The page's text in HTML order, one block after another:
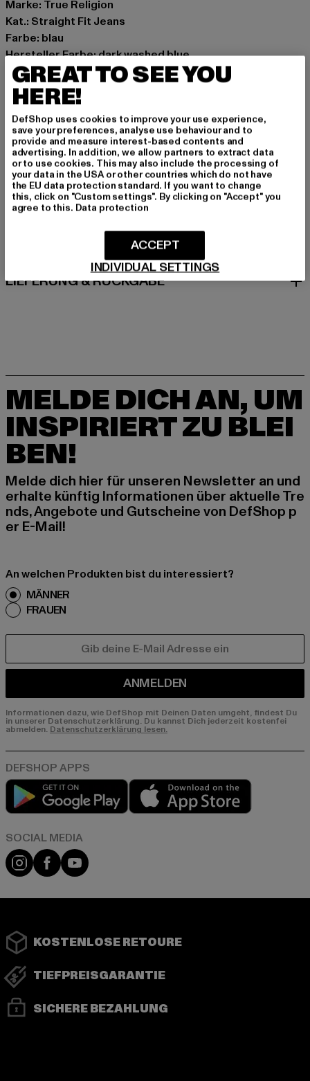
Marke: True Religion
Kat.: Straight Fit Jeans
Farbe: blau
Hersteller Farbe: dark washed blue
Materialzusammensetzung: 98% Baumwolle, 2%
Elasthan
Art.Nr: TR109169-21014
Hersteller: True Religion Brand Jeans Germany GmbH |
vertrieb@unifafashion.com
Großenbaumer Weg 11 | 40472 Düsseldorf | DE
GRÖSSE & PASSFORM
LIEFERUNG & RÜCKGABE
MELDE DICH AN, UM
INSPIRIERT ZU BLEI
BEN!
Melde dich hier für unseren Newsletter an und
erhalte künftig Informationen über aktuelle Tre
nds, Angebote und Gutscheine von DefShop p
er E-Mail!
An welchen Produkten bist du interessiert?
MÄNNER
FRAUEN
ANMELDEN
Informationen dazu, wie DefShop mit Deinen Daten umgeht, findest Du
in unserer Datenschutzerklärung. Du kannst Dich jederzeit kostenfei
abmelden. Datenschutzerklärung lesen.
Play market
Instagram
FacebookYouTube
KOSTENLOSE RETOURE
TIEFPREISGARANTIE
SICHERE BEZAHLUNG
GREAT TO SEE YOU
HERE!
DefShop uses cookies to improve your use experience,
save your preferences, analyse use behaviour and to
provide and measure interest-based contents and
advertising. In addition, we allow partners to extract data
or to use cookies. This may also include the processing of
your data in the USA or other countries which do not have
the EU data protection standard. If you want to change
this, click on "Custom settings". By clicking on "Accept" you
agree to this. Data protection
INDIVIDUAL SETTINGS
ACCEPT